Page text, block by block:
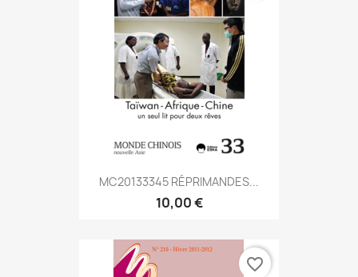
MC20133345 RÉPRIMANDES...
10,00 €
favorite_border